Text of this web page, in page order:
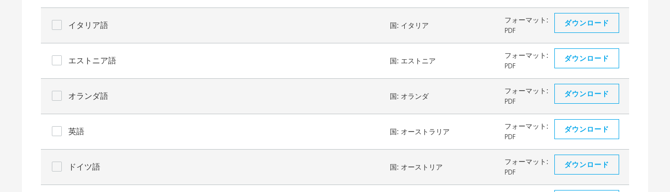
イタリア語 国: イタリア
フォーマット:
PDF
ダウンロード
エストニア語 国: エストニア
フォーマット:
PDF
ダウンロード
オランダ語 国: オランダ
フォーマット:
PDF
ダウンロード
英語 国: オーストラリア
フォーマット:
PDF
ダウンロード
ドイツ語 国: オーストリア
フォーマット:
PDF
ダウンロード